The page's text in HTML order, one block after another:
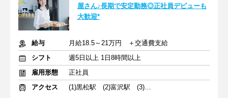
屋さん♪長期で安定勤務◎正社員デビューも
大歓迎*
給与
月給18.5～21万円 ＋交通費支給
シフト
週5日以上 1日8時間以上
雇用形態
正社員
アクセス
(1)黒松駅 (2)富沢駅 (3)陸前原ノ町駅